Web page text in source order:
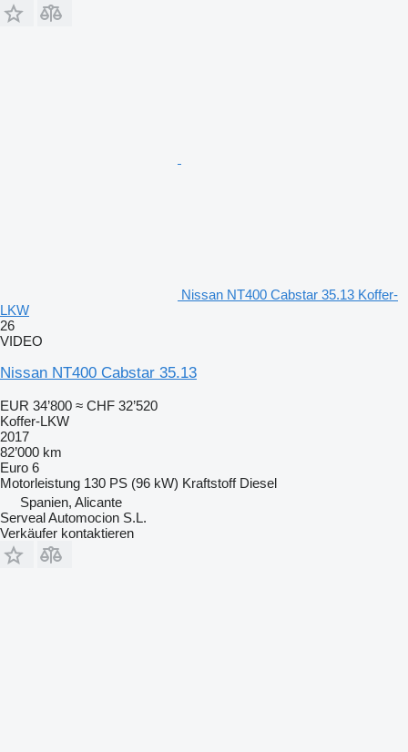
Nissan NT400 Cabstar 35.13 Koffer-
LKW
26
VIDEO
Nissan NT400 Cabstar 35.13
EUR 34’800 ≈ CHF 32’520
Koffer-LKW
2017
82’000 km
Euro 6
Motorleistung 130 PS (96 kW) Kraftstoff Diesel
Spanien, Alicante
Serveal Automocion S.L.
Verkäufer kontaktieren